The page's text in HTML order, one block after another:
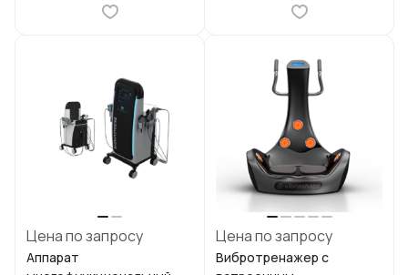
Цена по запросу
Аппарат
Цена по запросу
Вибротренажер с